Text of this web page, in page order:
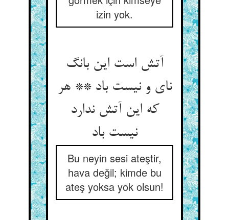
izin yok.
آتش است این بانگ
نای و نیست باد ** هر
که این آتش ندارد
نیست باد
Bu neyin sesi ateştir,
hava değil; kimde bu
ateş yoksa yok olsun!